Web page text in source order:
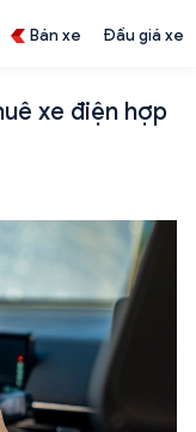
Bán xe Đấu giá xe
xe điện hợp